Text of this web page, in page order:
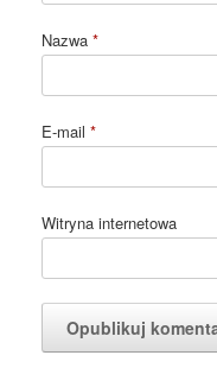
Nazwa *
E-mail *
Witryna internetowa